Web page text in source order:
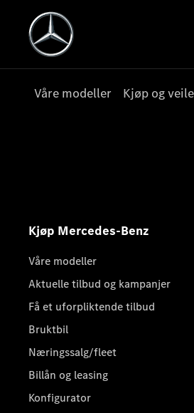
Våre modeller Kjøp og
Kjøp Mercedes-Benz
Våre modeller
Aktuelle tilbud og kampanjer
Få et uforpliktende tilbud
Bruktbil
Næringssalg/fleet
Billån og leasing
Konfigurator